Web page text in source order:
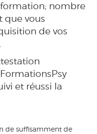
nombre
que vous
de vos
et réussi la
de suffisamment de